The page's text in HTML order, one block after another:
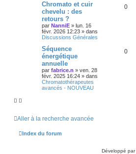
Chromato et cuir
chevelu : des
retours ?
par NanniE » lun. 16
févr. 2026 12:23 » dans
Discussions Générales
0
Séquence
énergétique
annuelle
par fabrice.n » ven. 28
févr. 2025 16:24 » dans
Chromatothérapeutes
avancés - NOUVEAU
0
Aller à la recherche avancée
Index du forum
Développé par